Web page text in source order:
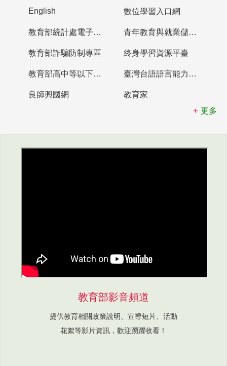
English 數位學習入口網
教育部統計處電子書櫃 青年教育與就業儲蓄帳戶
教育部詐騙防制專區 終身學習資源平臺
教育部高中等以下學校及幼兒園教師資格檢定考試 臺灣台語語言能力認證網站
良師興國網
教育家
更多
教育部影音頻道
提供教育相關政策說明、宣導短片、活動
花絮等影片資訊，歡迎踴躍收看！